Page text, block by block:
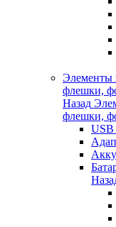
Элементы
флешки,
Назад
флешки,